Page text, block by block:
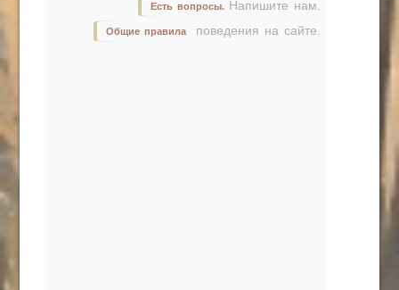
Есть вопросы. Напишите нам.
Общие правила поведения на сайте.